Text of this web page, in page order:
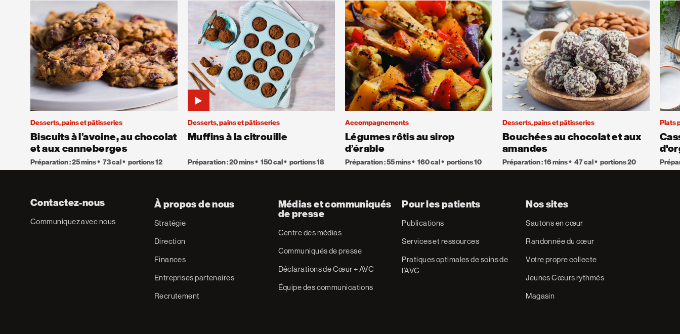
Desserts, pains et pâtisseries
Biscuits à l’avoine, au chocolat
et aux canneberges
Préparation : 25 mins 73 cal portions 12
Desserts, pains et pâtisseries
Muffins à la citrouille
Préparation : 20 mins 150 cal portions 18
Accompagnements
Légumes rôtis au sirop
d’érable
Préparation : 55 mins 160 cal portions 10
Desserts, pains et pâtisseries
Bouchées au chocolat et aux
amandes
Préparation : 16 mins 47 cal portions 20
Plats
Contactez-nous
Communiquez avec nous
À propos de nous
Stratégie
Direction
Finances
Entreprises partenaires
Recrutement
Médias et communiqués
de presse
Centre des médias
Communiqués de presse
Déclarations de Cœur + AVC
Équipe des communications
Pour les patients
Publications
Services et ressources
Pratiques optimales de soins de
l’AVC
Nos sites
Sautons en cœur
Randonnée du cœur
Votre propre collecte
Jeunes Cœurs rythmés
Magasin